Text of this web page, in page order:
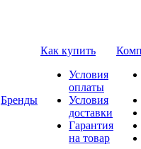
Бренды
Как купить
Условия
оплаты
Условия
доставки
Гарантия
на товар